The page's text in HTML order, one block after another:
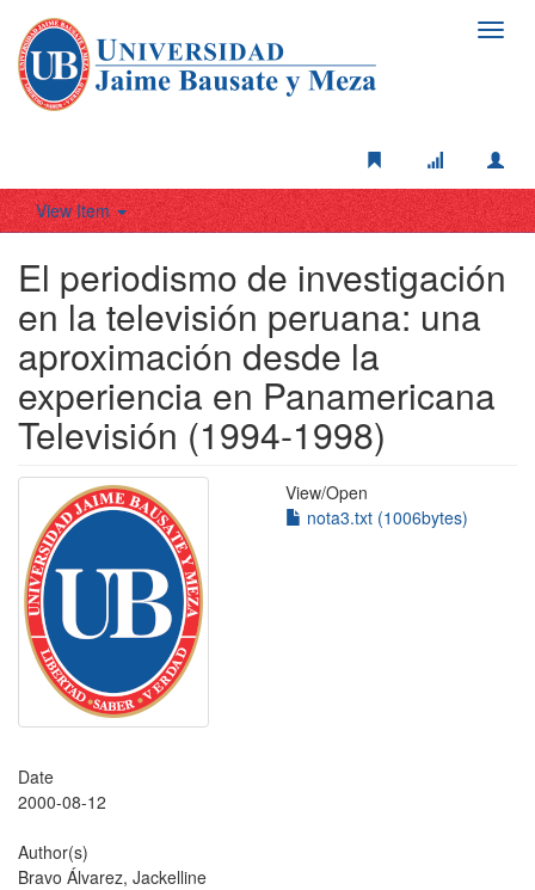
View Item
El periodismo de investigación
en la televisión peruana: una
aproximación desde la
experiencia en Panamericana
Televisión (1994-1998)
View/Open
nota3.txt (1006bytes)
Date
2000-08-12
Author(s)
Bravo Álvarez, Jackelline